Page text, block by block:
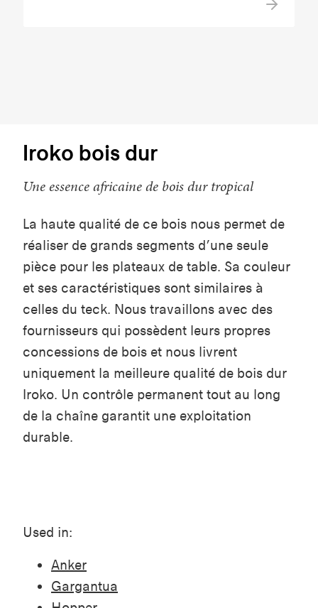
Iroko bois dur
Une essence africaine de bois dur tropical
La haute qualité de ce bois nous permet de
réaliser de grands segments d’une seule
pièce pour les plateaux de table. Sa couleur
et ses caractéristiques sont similaires à
celles du teck. Nous travaillons avec des
fournisseurs qui possèdent leurs propres
concessions de bois et nous livrent
uniquement la meilleure qualité de bois dur
Iroko. Un contrôle permanent tout au long
de la chaîne garantit une exploitation
durable.
Used in:
Anker
Gargantua